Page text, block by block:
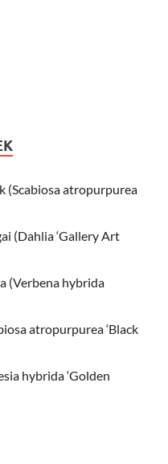
(Scabiosa atropurpurea
(Dahlia ‘Gallery Art
(Verbena hybrida
atropurpurea ‘Black
hybrida ‘Golden